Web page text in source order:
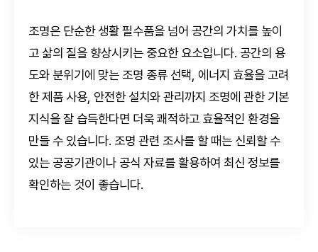
조명은 단순한 생활 필수품을 넘어 공간의 가치를 높이
고 삶의 질을 향상시키는 중요한 요소입니다. 공간의 용
도와 분위기에 맞는 조명 종류 선택, 에너지 효율을 고려
한 제품 사용, 안전한 설치와 관리까지 조명에 관한 기본
지식을 잘 습득한다면 더욱 쾌적하고 효율적인 환경을
만들 수 있습니다. 조명 관련 조사를 할 때는 신뢰할 수
있는 공공기관이나 공식 자료를 활용하여 최신 정보를
확인하는 것이 좋습니다.